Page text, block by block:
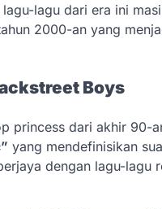
lagu dari era ini
2000-an yang
Boys
princess dari akhir 90-
yang mendefinisikan
dengan lagu-lagu